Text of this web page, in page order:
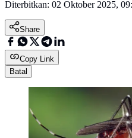
Diterbitkan: 02 Oktober 2025,
Share
Copy Link
Batal